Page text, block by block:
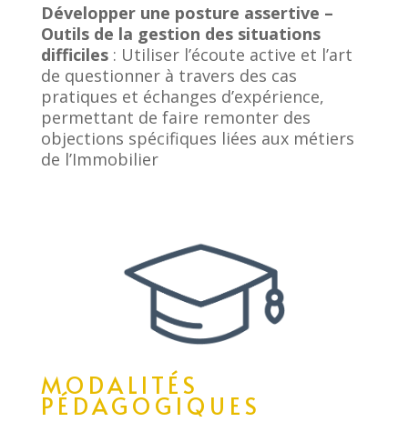
Développer une posture assertive –
Outils de la gestion des situations
difficiles: Utiliser l’écoute active et l’art
de questionner à travers des cas
pratiques et échanges d’expérience,
permettant de faire remonter des
objections spécifiques liées aux métiers
de l’Immobilier
MODALITÉS
PÉDAGOGIQUES